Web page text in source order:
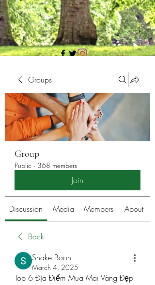
Groups
Group
Public · 368 members
Join
Discussion Media Members About
Back
Snake Boon
March 4, 2025
Top 6 Địa Điểm Mua Mai Vàng Đẹp